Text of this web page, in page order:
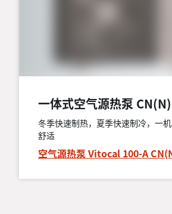
一体式空气源热泵 CN(N)
冬季快速制热，夏季快速制冷，一
舒适
空气源热泵 Vitocal 100-A